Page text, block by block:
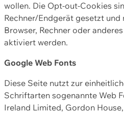
wollen. Die Opt-out-Cookies
Rechner/Endgerät gesetzt und
Browser, Rechner oder
aktiviert werden.
Google Web Fonts
Diese Seite nutzt zur
Schriftarten sogenannte Web
Ireland Limited, Gordon